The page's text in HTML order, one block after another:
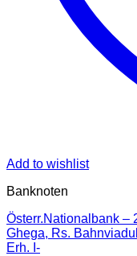
Add to wishlist
Banknoten
Österr.Nationalbank –
Ghega, Rs.
Erh. I-